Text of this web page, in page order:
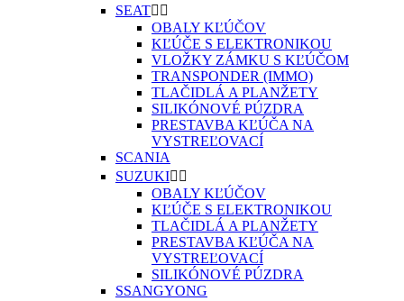
SEAT 
OBALY KĽÚČOV
KĽÚČE S ELEKTRONIKOU
VLOŽKY ZÁMKU S KĽÚČOM
TRANSPONDER (IMMO)
TLAČIDLÁ A PLANŽETY
SILIKÓNOVÉ PÚZDRA
PRESTAVBA KĽÚČA NA
VYSTREĽOVACÍ
SCANIA
SUZUKI 
OBALY KĽÚČOV
KĽÚČE S ELEKTRONIKOU
TLAČIDLÁ A PLANŽETY
PRESTAVBA KĽÚČA NA
VYSTREĽOVACÍ
SILIKÓNOVÉ PÚZDRA
SSANGYONG